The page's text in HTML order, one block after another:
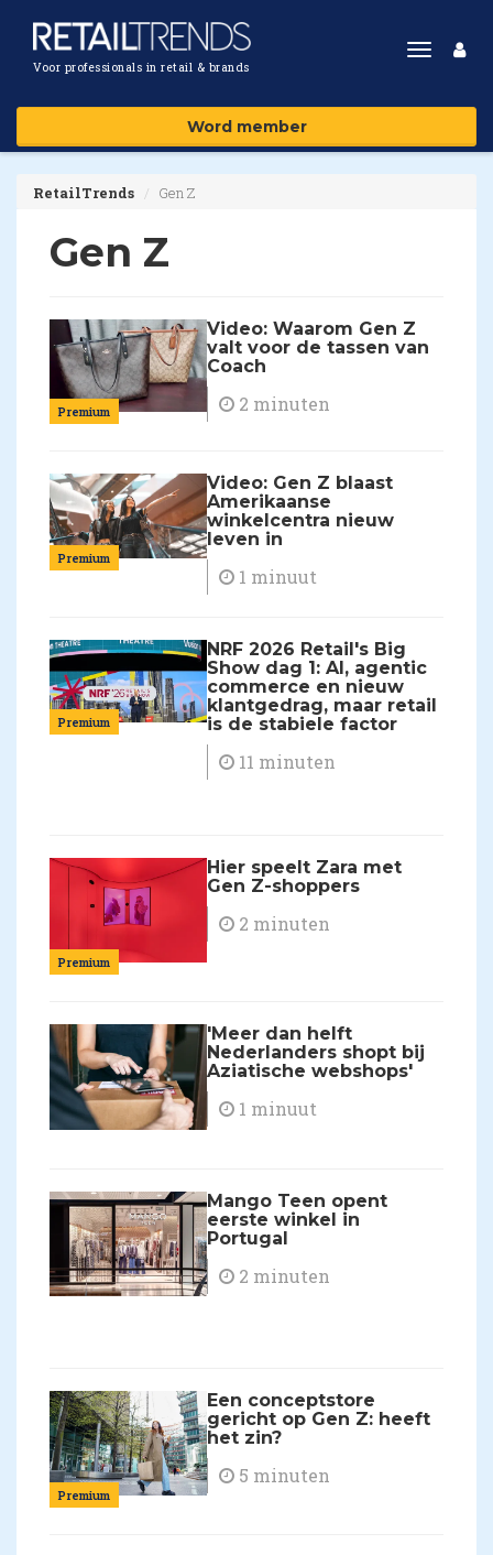
Voor professionals in retail & brands
Toggle
Word member
RetailTrends Gen Z
Gen Z
Premium
Video: Waarom Gen Z
valt voor de tassen van
Coach
2 minuten
Premium
Video: Gen Z blaast
Amerikaanse
winkelcentra nieuw
leven in
1 minuut
Premium
NRF 2026 Retail's Big
Show dag 1: AI, agentic
commerce en nieuw
klantgedrag, maar retail
is de stabiele factor
11 minuten
Premium
Hier speelt Zara met
Gen Z-shoppers
2 minuten
'Meer dan helft
Nederlanders shopt bij
Aziatische webshops'
1 minuut
Mango Teen opent
eerste winkel in
Portugal
2 minuten
Premium
Een conceptstore
gericht op Gen Z: heeft
het zin?
5 minuten